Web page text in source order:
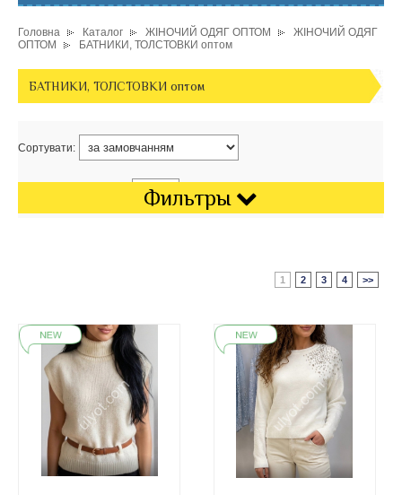
Головна Каталог ЖІНОЧИЙ ОДЯГ ОПТОМ
ЖІНОЧИЙ ОДЯГ
ОПТОМ
БАТНИКИ, ТОЛСТОВКИ оптом
Фильтры
БАТНИКИ, ТОЛСТОВКИ оптом
Сортувати:
1 2 3 4 >>